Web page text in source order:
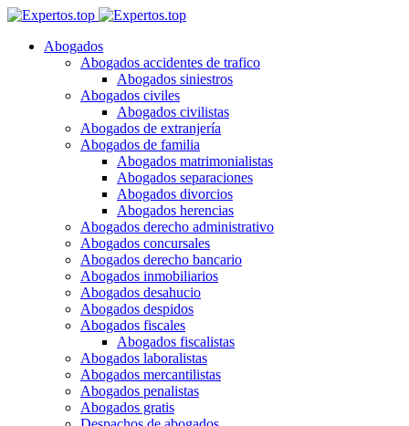
Abogados
Abogados accidentes de trafico
Abogados siniestros
Abogados civiles
Abogados civilistas
Abogados de extranjería
Abogados de familia
Abogados matrimonialistas
Abogados separaciones
Abogados divorcios
Abogados herencias
Abogados derecho administrativo
Abogados concursales
Abogados derecho bancario
Abogados inmobiliarios
Abogados desahucio
Abogados despidos
Abogados fiscales
Abogados fiscalistas
Abogados laboralistas
Abogados mercantilistas
Abogados penalistas
Abogados gratis